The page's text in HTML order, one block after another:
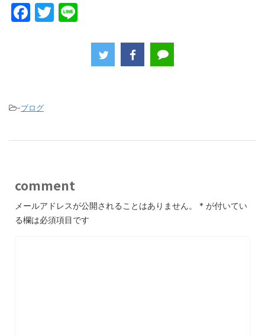
F
o
k
T
-ブログ
comment
メールアドレスが公開されることはありません。 * が付いてい
る欄は必須項目です